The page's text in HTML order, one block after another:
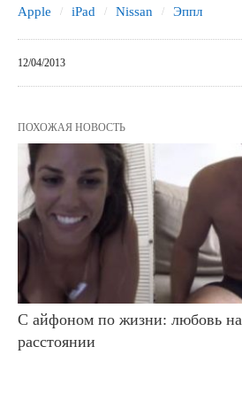
Apple iPad Nissan Эппл
12/04/2013
ПОХОЖАЯ НОВОСТЬ
С айфоном по жизни: любовь на
расстоянии